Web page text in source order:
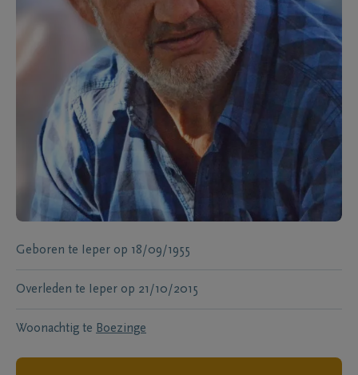
Geboren te Ieper op 18/09/1955
Overleden te Ieper op 21/10/2015
Woonachtig te Boezinge